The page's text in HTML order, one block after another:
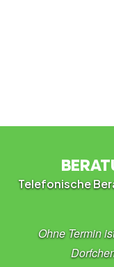
Telefonische
Ohne Termin